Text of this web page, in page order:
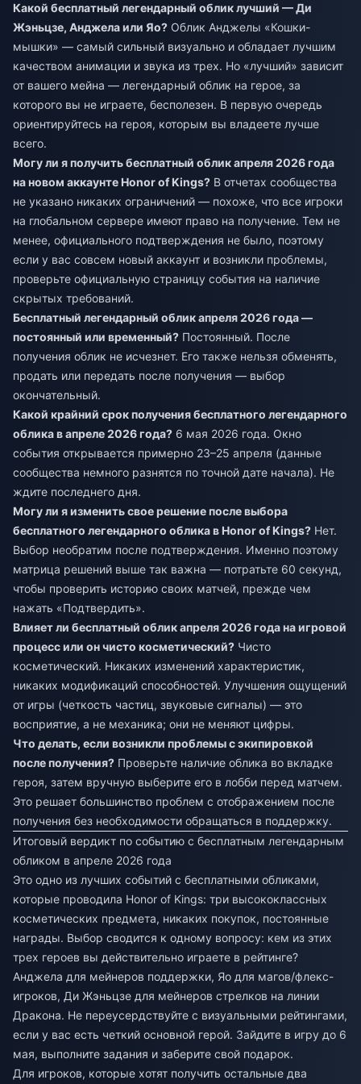
Какой бесплатный легендарный облик лучший — Ди
Жэньцзе, Анджела или Яо? Облик Анджелы «Кошки-
мышки» — самый сильный визуально и обладает лучшим
качеством анимации и звука из трех. Но «лучший» зависит
от вашего мейна — легендарный облик на герое, за
которого вы не играете, бесполезен. В первую очередь
ориентируйтесь на героя, которым вы владеете лучше
всего.
Могу ли я получить бесплатный облик апреля 2026 года
на новом аккаунте Honor of Kings? В отчетах сообщества
не указано никаких ограничений — похоже, что все игроки
на глобальном сервере имеют право на получение. Тем не
менее, официального подтверждения не было, поэтому
если у вас совсем новый аккаунт и возникли проблемы,
проверьте официальную страницу события на наличие
скрытых требований.
Бесплатный легендарный облик апреля 2026 года —
постоянный или временный? Постоянный. После
получения облик не исчезнет. Его также нельзя обменять,
продать или передать после получения — выбор
окончательный.
Какой крайний срок получения бесплатного легендарного
облика в апреле 2026 года? 6 мая 2026 года. Окно
события открывается примерно 23–25 апреля (данные
сообщества немного разнятся по точной дате начала). Не
ждите последнего дня.
Могу ли я изменить свое решение после выбора
бесплатного легендарного облика в Honor of Kings? Нет.
Выбор необратим после подтверждения. Именно поэтому
матрица решений выше так важна — потратьте 60 секунд,
чтобы проверить историю своих матчей, прежде чем
нажать «Подтвердить».
Влияет ли бесплатный облик апреля 2026 года на игровой
процесс или он чисто косметический? Чисто
косметический. Никаких изменений характеристик,
никаких модификаций способностей. Улучшения ощущений
от игры (четкость частиц, звуковые сигналы) — это
восприятие, а не механика; они не меняют цифры.
Что делать, если возникли проблемы с экипировкой
после получения? Проверьте наличие облика во вкладке
героя, затем вручную выберите его в лобби перед матчем.
Это решает большинство проблем с отображением после
получения без необходимости обращаться в поддержку.
Итоговый вердикт по событию с бесплатным легендарным
обликом в апреле 2026 года
Это одно из лучших событий с бесплатными обликами,
которые проводила Honor of Kings: три высококлассных
косметических предмета, никаких покупок, постоянные
награды. Выбор сводится к одному вопросу: кем из этих
трех героев вы действительно играете в рейтинге?
Анджела для мейнеров поддержки, Яо для магов/флекс-
игроков, Ди Жэньцзе для мейнеров стрелков на линии
Дракона. Не переусердствуйте с визуальными рейтингами,
если у вас есть четкий основной герой. Зайдите в игру до 6
мая, выполните задания и заберите свой подарок.
Для игроков, которые хотят получить остальные два